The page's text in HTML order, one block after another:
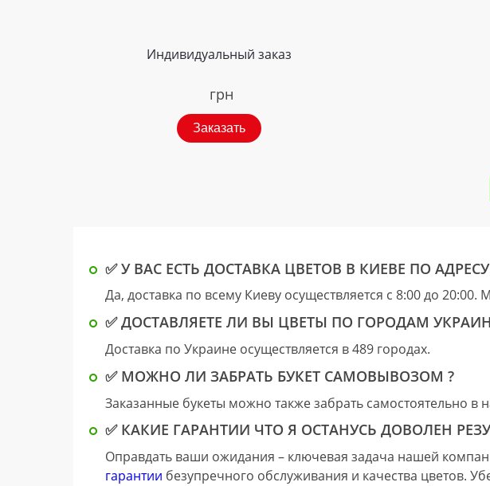
Индивидуальный заказ
грн
Заказать
✅ У ВАС ЕСТЬ ДОСТАВКА ЦВЕТОВ В КИЕВЕ ПО АДРЕСУ
Да, доставка по всему Киеву осуществляется с 8:00 до
✅ ДОСТАВЛЯЕТЕ ЛИ ВЫ ЦВЕТЫ ПО ГОРОДАМ
Доставка по Украине осуществляется в 489 городах.
✅ МОЖНО ЛИ ЗАБРАТЬ БУКЕТ САМОВЫВОЗОМ ?
Заказанные букеты можно также забрать самостоятельно в
✅ КАКИЕ ГАРАНТИИ ЧТО Я ОСТАНУСЬ ДОВОЛЕН
Оправдать ваши ожидания – ключевая задача нашей
гарантии безупречного обслуживания и качества цветов.